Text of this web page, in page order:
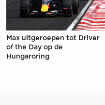
Max uitgeroepen tot Driver
of the Day op de
Hungaroring